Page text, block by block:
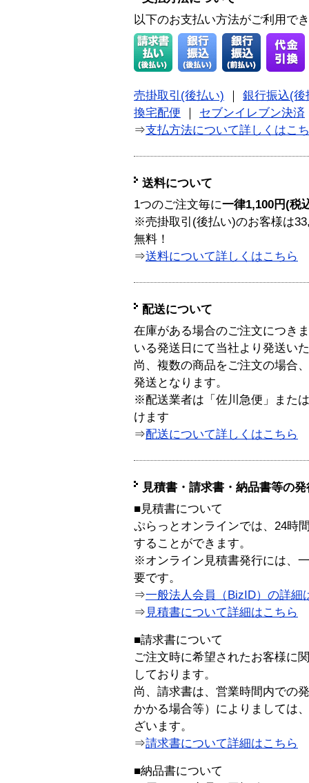
以下のお支払い方法がご利用で
売掛取引(後払い)
銀行振込(後
換宅配便
セブンイレブン決済
⇒支払方法について詳しくはこ
送料について
1つのご注文毎に一律1,100円(税
※売掛取引(後払い)のお客様は
無料！
⇒送料について詳しくはこちら
配送について
在庫がある場合のご注文につき
いる発送日にて当社より発送い
尚、複数の商品をご注文の場合
発送となります。
※配送業者は「佐川急便」また
けます
⇒配送について詳しくはこちら
見積書・請求書・納品書等の
■見積書について
ぷらっとオンラインでは、24時
することができます。
※オンライン見積書発行には、
要です。
⇒一般法人会員（BizID）の詳細
⇒ 見積書について詳細はこちら
■請求書について
ご注文時に希望されたお客様に
しております。
尚、請求書は、営業時間内での
かかる場合等）によりましては
ざいます。
⇒請求書について詳細はこちら
■納品書について